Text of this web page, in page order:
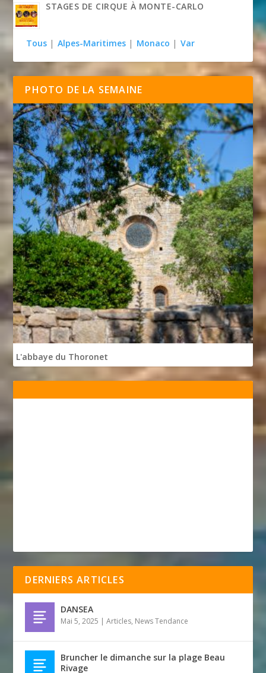
STAGES DE CIRQUE À MONTE-CARLO
Tous | Alpes-Maritimes | Monaco | Var
PHOTO DE LA SEMAINE
L'abbaye du Thoronet
DERNIERS ARTICLES
DANSEA
Mai 5, 2025 |Articles, News Tendance
Bruncher le dimanche sur la plage Beau
Rivage